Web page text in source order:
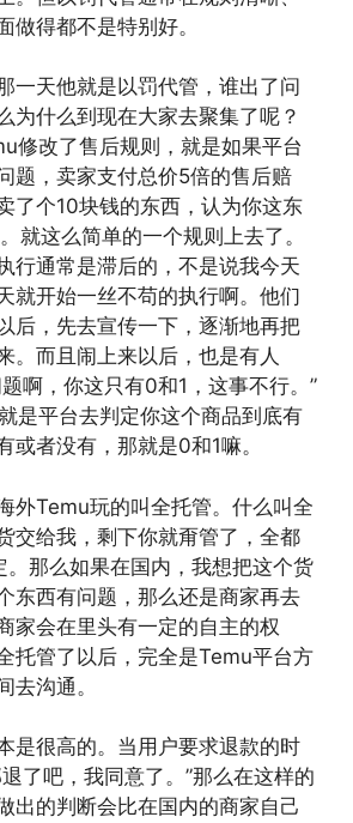
做得都不是特别好。
一天他就是以罚代管，谁出了问
为什么到现在大家去聚集了呢？
修改了售后规则，就是如果平台
题，卖家支付总价5倍的售后赔
了个10块钱的东西，认为你这东
就这么简单的一个规则上去了。
行通常是滞后的，不是说我今天
就开始一丝不苟的执行啊。他们
后，先去宣传一下，逐渐地再把
。而且闹上来以后，也是有人
啊，你这只有0和1，这事不行。”
是平台去判定你这个商品到底有
或者没有，那就是0和1嘛。
外Temu玩的叫全托管。什么叫全
交给我，剩下你就甭管了，全都
。那么如果在国内，我想把这个货
东西有问题，那么还是商家再去
家会在里头有一定的自主的权
托管了以后，完全是Temu平台方
去沟通。
是很高的。当用户要求退款的时
了吧，我同意了。”那么在这样的
出的判断会比在国内的商家自己